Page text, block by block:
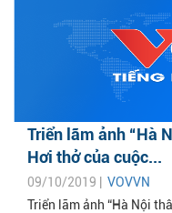
Triển lãm ảnh “Hà
Hơi thở của cuộc...
09/10/2019 | VOVVN
Triển lãm ảnh “Hà Nội